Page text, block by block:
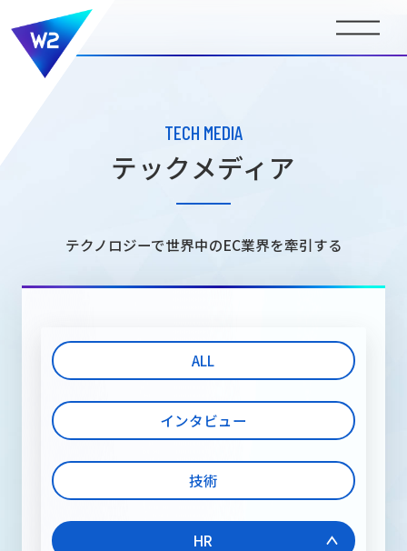
事業内容
COMPANY INFORMATION
メディア
RECRUIT INFORMATION
採用情報
TECH MEDIA
テックメディア
テクノロジーで世界中のEC業界を牽引する
ALL
インタビュー
技術
HR